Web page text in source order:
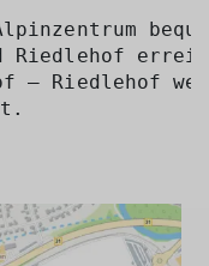
Riedlehof
– Riedlehof